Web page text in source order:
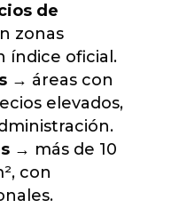
de
zonas
índice oficial.
→ áreas con
elevados,
→ más de 10
con